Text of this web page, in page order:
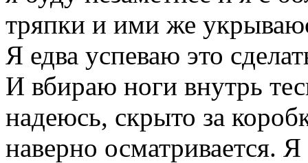
тряпки и ими же
Я едва успеваю это
И вбираю ноги внутрь
надеюсь, скрыто за
наверно осматривается.